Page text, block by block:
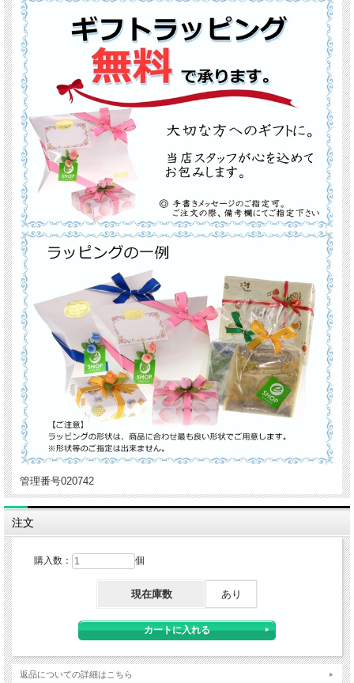
管理番号020742
注文
購入数： 個
現在庫数 あり
返品についての詳細はこちら